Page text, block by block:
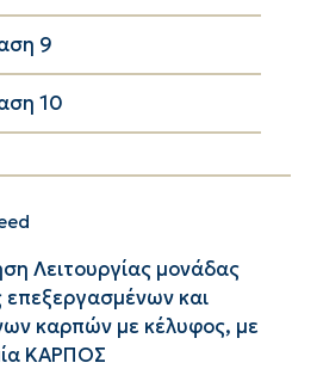
9
10
Λειτουργίας μονάδας
και
καρπών με κέλυφος, με
ΚΑΡΠΟΣ